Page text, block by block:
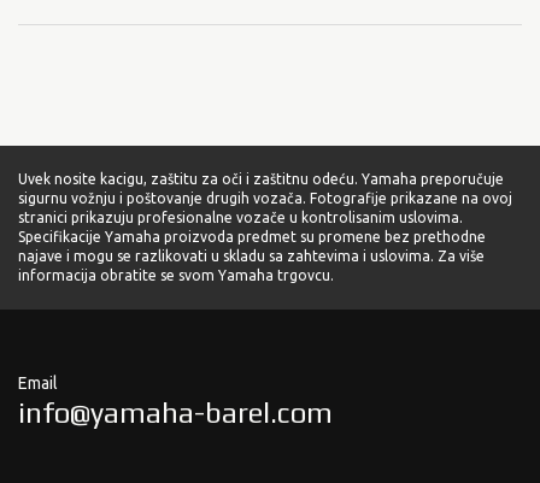
Uvek nosite kacigu, zaštitu za oči i zaštitnu odeću. Yamaha preporučuje
sigurnu vožnju i poštovanje drugih vozača. Fotografije prikazane na ovoj
stranici prikazuju profesionalne vozače u kontrolisanim uslovima.
Specifikacije Yamaha proizvoda predmet su promene bez prethodne
najave i mogu se razlikovati u skladu sa zahtevima i uslovima. Za više
informacija obratite se svom Yamaha trgovcu.
Email
info@yamaha-barel.com